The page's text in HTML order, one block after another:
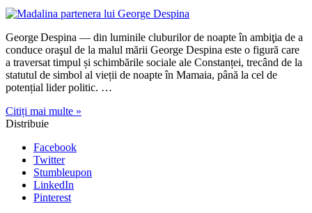
George Despina — din luminile cluburilor de noapte în ambiţia de a
conduce oraşul de la malul mării George Despina este o figură care
a traversat timpul și schimbările sociale ale Constanței, trecând de la
statutul de simbol al vieții de noapte în Mamaia, până la cel de
potențial lider politic. …
Citiți mai multe »
Distribuie
Facebook
Twitter
Stumbleupon
LinkedIn
Pinterest